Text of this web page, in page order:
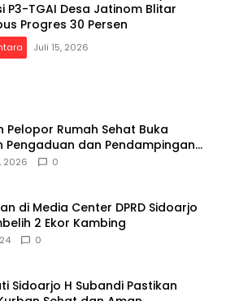
P3-TGAI Desa Jatinom Blitar
Progres 30 Persen
Juli 15, 2026
Pelopor Rumah Sehat Buka
Pengaduan dan Pendampingan
NAPZA 24 Jam
2026 0
di Media Center DPRD Sidoarjo
2 Ekor Kambing
0
Sidoarjo H Subandi Pastikan